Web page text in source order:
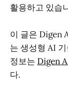
활용하고 있습
이 글은 Digen
는 생성형 AI
정보는 Digen
다.